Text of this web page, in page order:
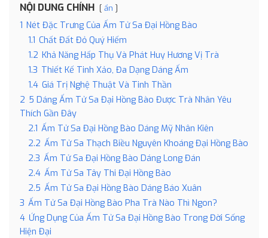
NỘI DUNG CHÍNH ẩn
1 Nét Đặc Trưng Của Ấm Tử Sa Đại Hồng Bào
1.1 Chất Đất Đỏ Quý Hiếm
1.2 Khả Năng Hấp Thụ Và Phát Huy Hương Vị Trà
1.3 Thiết Kế Tinh Xảo, Đa Dạng Dáng Ấm
1.4 Giá Trị Nghệ Thuật Và Tinh Thần
2 5 Dáng Ấm Tử Sa Đại Hồng Bào Được Trà Nhân Yêu
Thích Gần Đây
2.1 Ấm Tử Sa Đại Hồng Bào Dáng Mỹ Nhân Kiên
2.2 Ấm Tử Sa Thạch Biều Nguyên Khoáng Đại Hồng Bào
2.3 Ấm Tử Sa Đại Hồng Bào Dáng Long Đán
2.4 Ấm Tử Sa Tây Thi Đại Hồng Bào
2.5 Ấm Tử Sa Đại Hồng Bào Dáng Báo Xuân
3 Ấm Tử Sa Đại Hồng Bào Pha Trà Nào Thì Ngon?
4 Ứng Dụng Của Ấm Tử Sa Đại Hồng Bào Trong Đời Sống
Hiện Đại